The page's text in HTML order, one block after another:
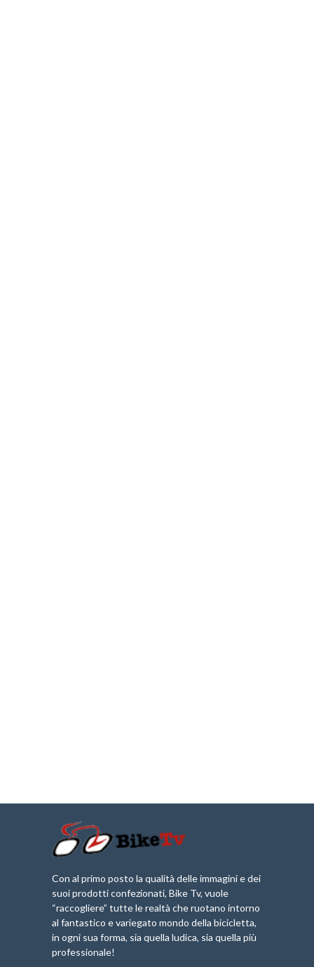
Con al primo posto la qualità delle immagini e dei
suoi prodotti confezionati, Bike Tv, vuole
“raccogliere” tutte le realtà che ruotano intorno
al fantastico e variegato mondo della bicicletta,
in ogni sua forma, sia quella ludica, sia quella più
professionale!